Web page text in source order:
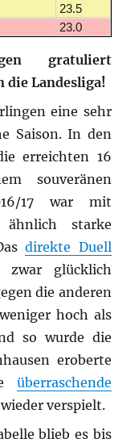
23.5
23.0
gratuliert
die Landesliga!
eine sehr
Saison. In den
erreichten 16
souveränen
17 war mit
ähnlich starke
direkte Duell
zwar glücklich
die anderen
hoch als
so wurde die
eroberte
überraschende
wieder verspielt.
blieb es bis